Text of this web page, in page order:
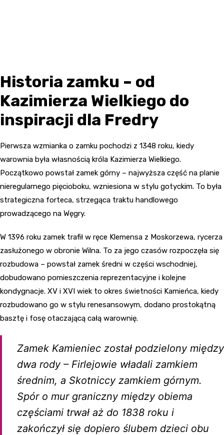
Historia zamku – od
Kazimierza Wielkiego do
inspiracji dla Fredry
Pierwsza wzmianka o zamku pochodzi z 1348 roku, kiedy
warownia była własnością króla Kazimierza Wielkiego.
Początkowo powstał zamek górny – najwyższa część na planie
nieregularnego pięcioboku, wzniesiona w stylu gotyckim. To była
strategiczna forteca, strzegąca traktu handlowego
prowadzącego na Węgry.
W 1396 roku zamek trafił w ręce Klemensa z Moskorzewa, rycerza
zasłużonego w obronie Wilna. To za jego czasów rozpoczęła się
rozbudowa – powstał zamek średni w części wschodniej,
dobudowano pomieszczenia reprezentacyjne i kolejne
kondygnacje. XV i XVI wiek to okres świetności Kamieńca, kiedy
rozbudowano go w stylu renesansowym, dodano prostokątną
basztę i fosę otaczającą całą warownię.
Zamek Kamieniec został podzielony między
dwa rody – Firlejowie władali zamkiem
średnim, a Skotniccy zamkiem górnym.
Spór o mur graniczny między obiema
częściami trwał aż do 1838 roku i
zakończył się dopiero ślubem dzieci obu